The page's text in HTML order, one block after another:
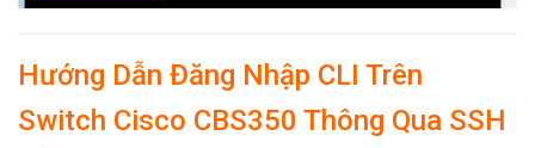
Hướng Dẫn Đăng Nhập CLI Trên
Switch Cisco CBS350 Thông Qua SSH